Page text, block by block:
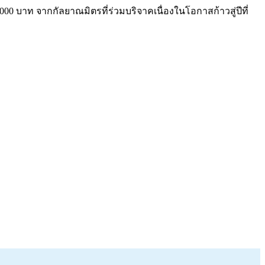
บาท จากกัลยาณมิตรที่ร่วมบริจาคเนื่องในโอกาสก้าวสู่ปีที่